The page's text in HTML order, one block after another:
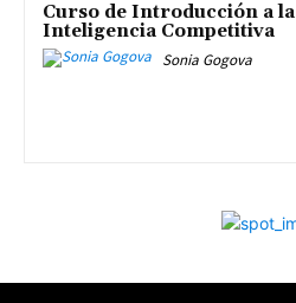
Curso de Introducción a la
Inteligencia Competitiva
Sonia Gogova